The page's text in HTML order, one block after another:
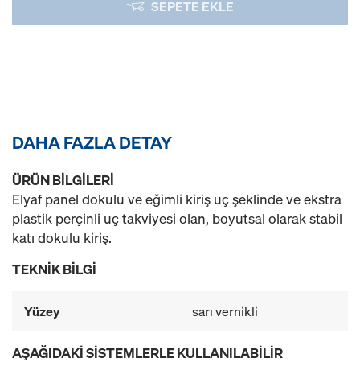
SEPETE EKLE
DAHA FAZLA DETAY
ÜRÜN BILGILERI
Elyaf panel dokulu ve eğimli kiriş uç şeklinde ve ekstra
plastik perçinli uç takviyesi olan, boyutsal olarak stabil
katı dokulu kiriş.
TEKNIK BILGI
Yüzey sarı vernikli
AŞAĞIDAKI SISTEMLERLE KULLANILABILIR